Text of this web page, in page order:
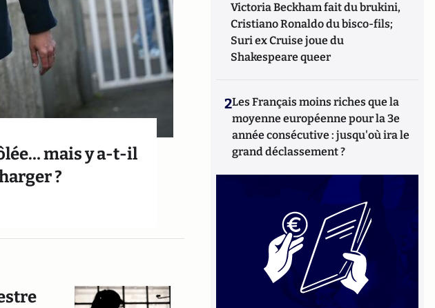
mais y a-t-il
?
Victoria Beckham fait du brukini,
Cristiano Ronaldo du bisco-fils;
Suri ex Cruise joue du
Shakespeare queer
2Les Français moins riches que la
moyenne européenne pour la 3e
année consécutive : jusqu'où ira le
grand déclassement ?